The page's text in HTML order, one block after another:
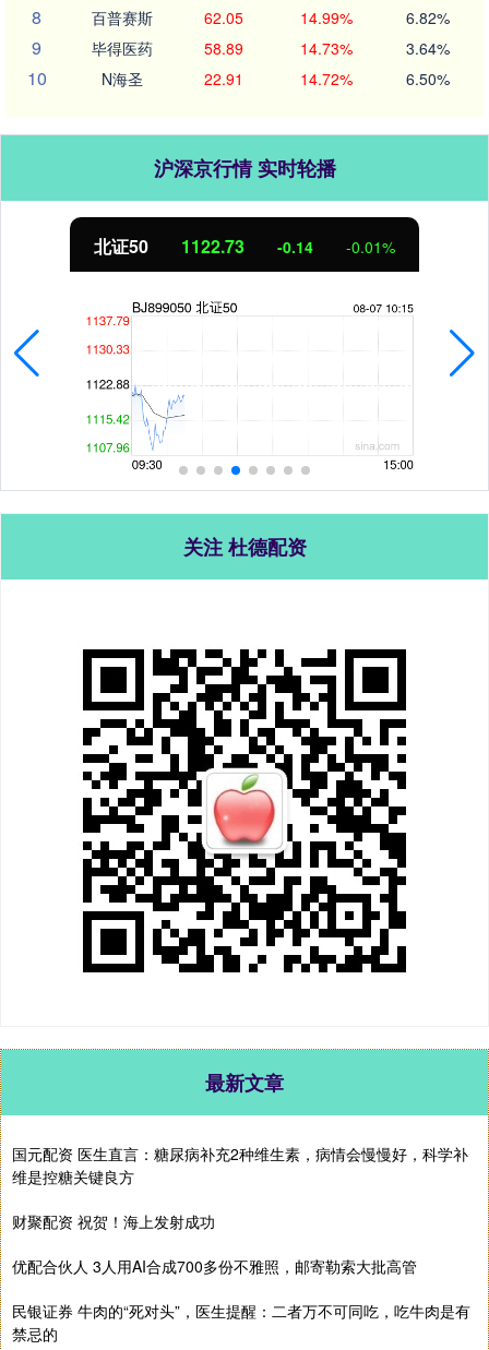
8 百普赛斯 62.05 14.99% 6.82%
9 毕得医药 58.89 14.73% 3.64%
10 N海圣 22.91 14.72% 6.50%
沪深京行情 实时轮播
北证50 1122.73 -0.14 -0.01%
关注 杜德配资
最新文章
国元配资 医生直言：糖尿病补充2种维生素，病情会慢慢好，科学补
维是控糖关键良方
财聚配资 祝贺！海上发射成功
优配合伙人 3人用AI合成700多份不雅照，邮寄勒索大批高管
民银证券 牛肉的“死对头”，医生提醒：二者万不可同吃，吃牛肉是有
禁忌的